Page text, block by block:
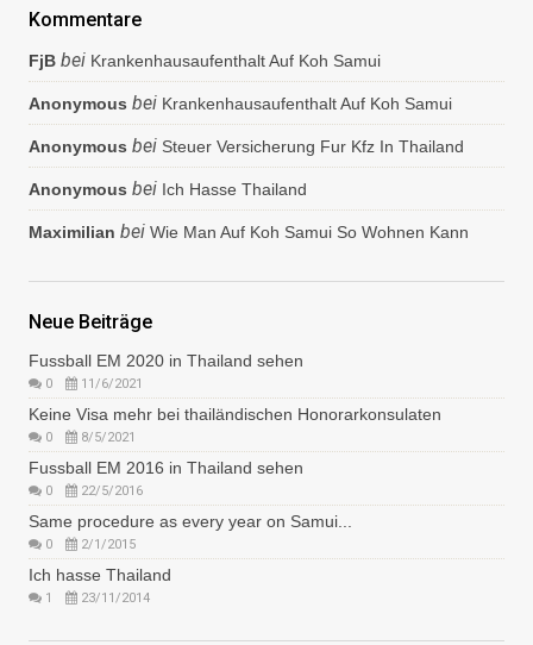
e
Kommentare
FjB bei Krankenhausaufenthalt Auf Koh Samui
Anonymous bei Krankenhausaufenthalt Auf Koh Samui
Anonymous bei Steuer Versicherung Fur Kfz In Thailand
Anonymous bei Ich Hasse Thailand
Maximilian bei Wie Man Auf Koh Samui So Wohnen Kann
Neue Beiträge
Fussball EM 2020 in Thailand sehen
0 11/6/2021
Keine Visa mehr bei thailändischen Honorarkonsulaten
0 8/5/2021
Fussball EM 2016 in Thailand sehen
0 22/5/2016
Same procedure as every year on Samui...
0 2/1/2015
Ich hasse Thailand
1 23/11/2014